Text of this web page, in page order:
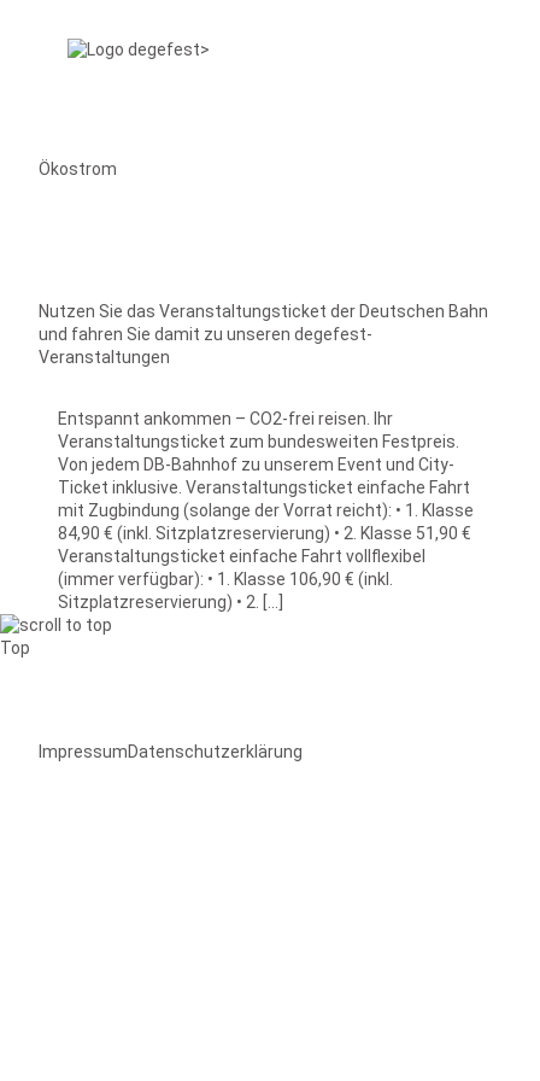
Ökostrom
Nutzen Sie das Veranstaltungsticket der Deutschen Bahn
und fahren Sie damit zu unseren degefest-
Veranstaltungen
Entspannt ankommen – CO2-frei reisen. Ihr
Veranstaltungsticket zum bundesweiten Festpreis.
Von jedem DB-Bahnhof zu unserem Event und City-
Ticket inklusive. Veranstaltungsticket einfache Fahrt
mit Zugbindung (solange der Vorrat reicht): • 1. Klasse
84,90 € (inkl. Sitzplatzreservierung) • 2. Klasse 51,90 €
Veranstaltungsticket einfache Fahrt vollflexibel
(immer verfügbar): • 1. Klasse 106,90 € (inkl.
Sitzplatzreservierung) • 2. […]
Top
ImpressumDatenschutzerklärung